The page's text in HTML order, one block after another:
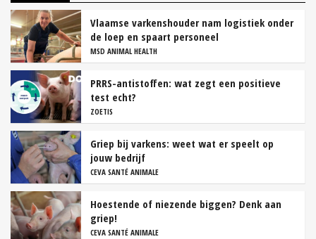
Vlaamse varkenshouder nam logistiek onder
de loep en spaart personeel
MSD ANIMAL HEALTH
PRRS-antistoffen: wat zegt een positieve
test echt?
ZOETIS
Griep bij varkens: weet wat er speelt op
jouw bedrijf
CEVA SANTÉ ANIMALE
Hoestende of niezende biggen? Denk aan
griep!
CEVA SANTÉ ANIMALE